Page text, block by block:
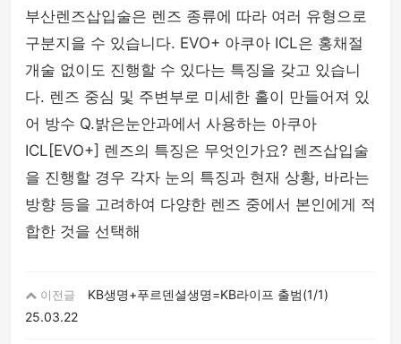
부산렌즈삽입술은 렌즈 종류에 따라 여러 유형으로
구분지을 수 있습니다. EVO+ 아쿠아 ICL은 홍채절
개술 없이도 진행할 수 있다는 특징을 갖고 있습니
다. 렌즈 중심 및 주변부로 미세한 홀이 만들어져 있
어 방수 Q.밝은눈안과에서 사용하는 아쿠아
ICL[EVO+] 렌즈의 특징은 무엇인가요? 렌즈삽입술
을 진행할 경우 각자 눈의 특징과 현재 상황, 바라는
방향 등을 고려하여 다양한 렌즈 중에서 본인에게 적
합한 것을 선택해
이전글
KB생명+푸르덴셜생명=KB라이프 출범(1/1)
25.03.22